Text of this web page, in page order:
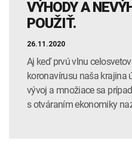
VÝHODY A
POUŽIŤ.
26.11.2020
Aj keď prvú vlnu
koronavírusu naša krajina
vývoj a množiace sa
s otváraním ekonomiky